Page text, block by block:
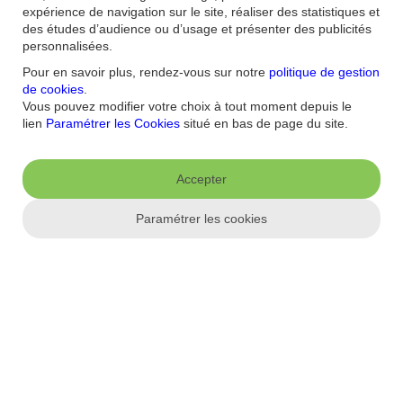
?
Aide et contact
FAQ Nous contacter / Réclamations Formulaires
Accessibilité : non
conforme
Sécurité Plan du site
Qui sommes-nous ? Banque la moins chère
engagements RSERecrutementEspace Presse
expérience de navigation sur le site, réaliser des statistiques et
des études d’audience ou d’usage et présenter des publicités
personnalisées.
Pour en savoir plus, rendez-vous sur notre politique de gestion
de cookies
Vous pouvez modifier votre choix à tout moment depuis le
lien Paramétrer les Cookies situé en bas de page du site.
Accepter
Paramétrer les cookies